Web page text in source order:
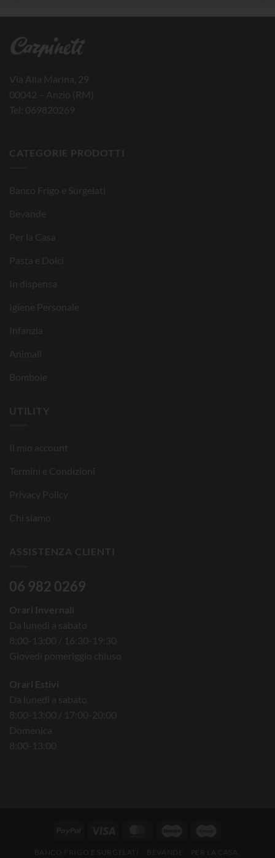
Via Alla Marina, 29
00042 – Anzio (RM)
Tel: 069820269
CATEGORIE PRODOTTI
Banco Frigo e Surgelati
Bevande
Per la Casa
Pasta e Dolci
In dispensa
Igiene Personale
Infanzia
Animali
Bombole
UTILITY
Il mio account
Termini e Condizioni
Privacy Policy
Chi siamo
ASSISTENZA CLIENTI
06 982 0269
Orari Invernali
Da lunedì a sabato
8:00-13:00 / 16:30-19:30
Giovedì pomeriggio chiuso
Orari Estivi
Da lunedì a sabato
8:00-13:00 / 17:00-20:00
Domenica
8:00-13:00